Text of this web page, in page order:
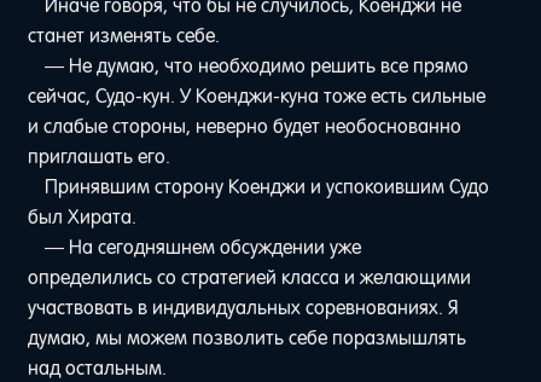
Иначе говоря, что бы не случилось, Коенджи не
станет изменять себе.
— Не думаю, что необходимо решить все прямо
сейчас, Судо-кун. У Коенджи-куна тоже есть сильные
и слабые стороны, неверно будет необоснованно
приглашать его.
Принявшим сторону Коенджи и успокоившим Судо
был Хирата.
— На сегодняшнем обсуждении уже
определились со стратегией класса и желающими
участвовать в индивидуальных соревнованиях. Я
думаю, мы можем позволить себе поразмышлять
над остальным.